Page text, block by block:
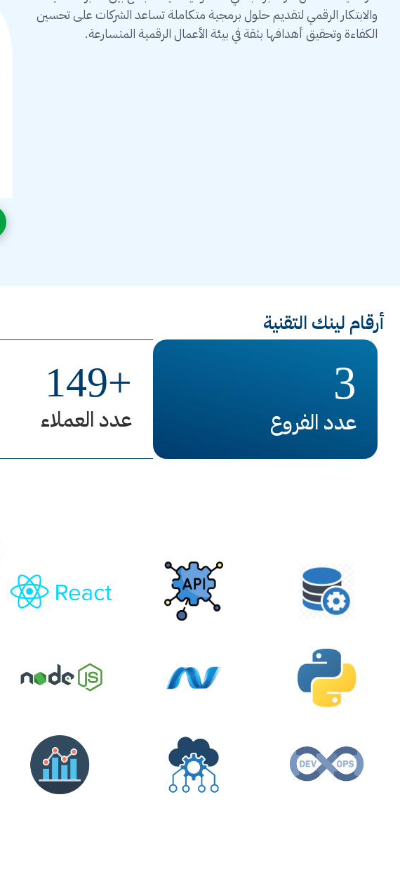
والابتكار الرقمي لتقديم حلول برمجية متكاملة تساعد الشركات على تحسين
الكفاءة وتحقيق أهدافها بثقة في بيئة الأعمال الرقمية المتسارعة.
أرقام لينك التقنية
عدد الفروع
3
عدد العملاء
+
149